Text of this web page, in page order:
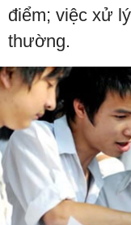
điểm; việc xử
thường.